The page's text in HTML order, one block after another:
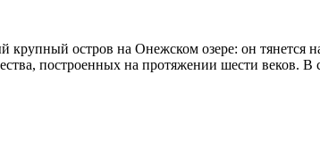
остров на Онежском озере: он тянется
построенных на протяжении шести веков.